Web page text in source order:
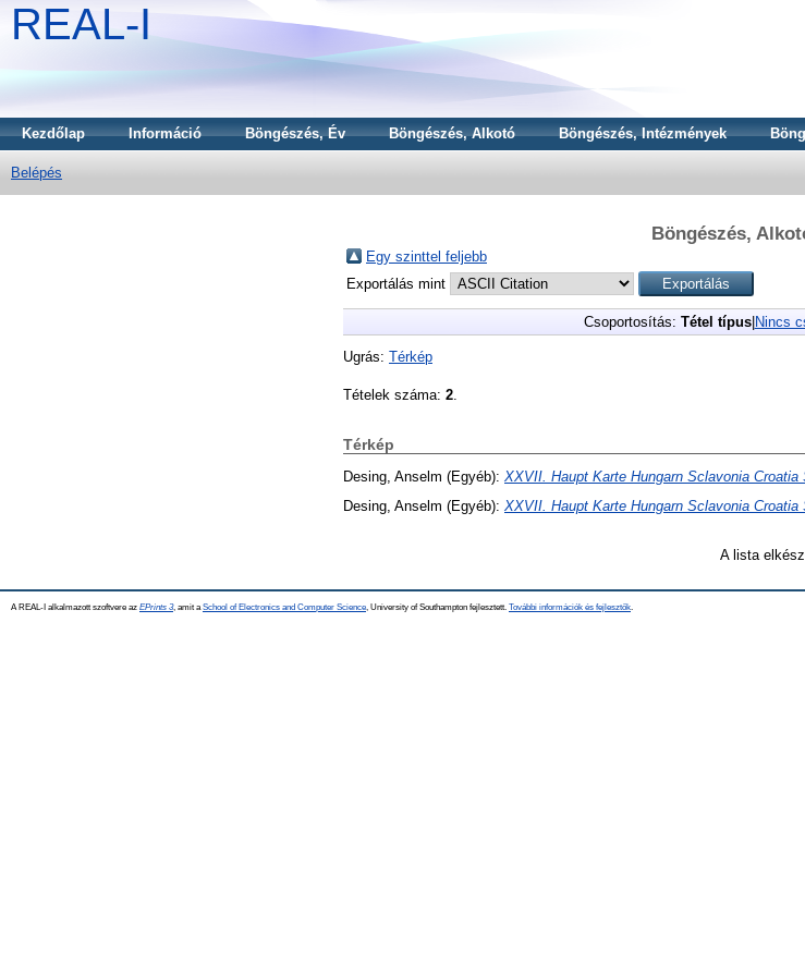
REAL-I
Kezdőlap Információ Böngészés, Év Böngészés, Alkotó Böngészés, Intézmények
Belépés
Böngészés,
Egy szinttel feljebb
Exportálás mint
Csoportosítás: Tétel típus| Nincs
Ugrás: Térkép
Tételek száma: 2
Térkép
Desing, Anselm (Egyéb): XXVII. Haupt Karte Hungarn Sclavonia Croatia
Desing, Anselm (Egyéb): XXVII. Haupt Karte Hungarn Sclavonia Croatia
A lista
A REAL-I alkalmazott szoftvere az EPrints 3, amit a School of Electronics and Computer Science , University of Southampton fejlesztett. További információk és fejlesztők